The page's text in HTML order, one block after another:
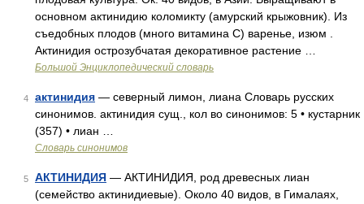
основном актинидию коломикту (амурский крыжовник). Из
съедобных плодов (много витамина C) варенье, изюм .
Актинидия острозубчатая декоративное растение …
Большой Энциклопедический словарь
4 актинидия — северный лимон, лиана Словарь русских
синонимов. актинидия сущ., кол во синонимов: 5 • кустарник
(357) • лиан …
Словарь синонимов
5 АКТИНИДИЯ — АКТИНИДИЯ, род древесных лиан
(семейство актинидиевые). Около 40 видов, в Гималаях,